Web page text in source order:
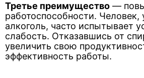
Третье преимущество —
работоспособности.
алкоголь, часто испытывает
слабость. Отказавшись от
увеличить свою
эффективность работы.